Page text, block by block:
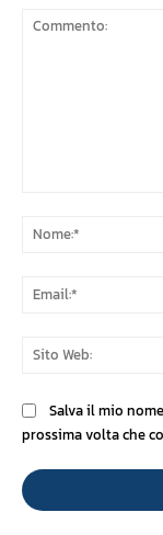
Salva il mio
prossima volta che